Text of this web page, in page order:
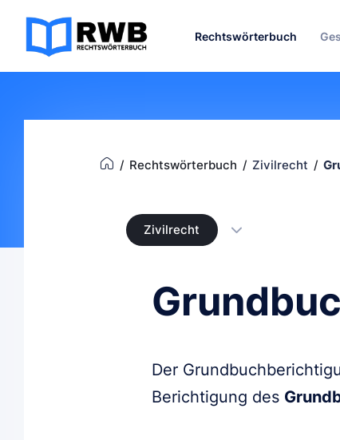
Rechtswörterbuch
Rechtswörterbuch Zivilrecht
Zivilrecht
Der
Berichtigung des